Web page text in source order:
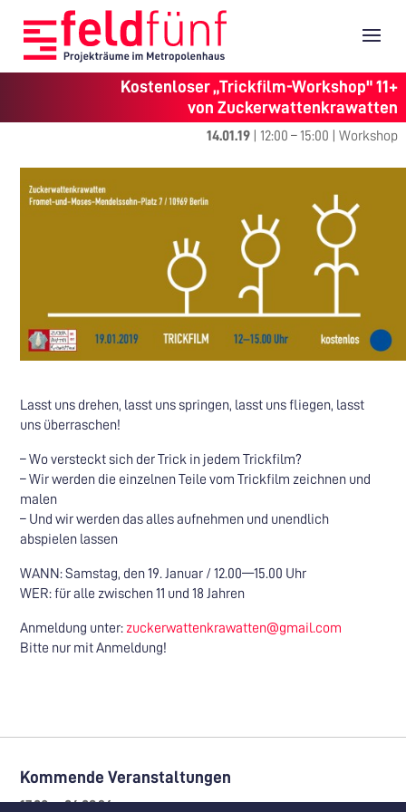
Kostenloser „Trickfilm-Workshop" 11+
von Zuckerwattenkrawatten
14.01.19 12:00 – 15:00 |Workshop
Lasst uns drehen, lasst uns springen, lasst uns fliegen, lasst
uns überraschen!
– Wo versteckt sich der Trick in jedem Trickfilm?
– Wir werden die einzelnen Teile vom Trickfilm zeichnen und
malen
– Und wir werden das alles aufnehmen und unendlich
abspielen lassen
WANN: Samstag, den 19. Januar / 12.00—15.00 Uhr
WER: für alle zwischen 11 und 18 Jahren
Anmeldung unter: zuckerwattenkrawatten@gmail.com
Bitte nur mit Anmeldung!
Kommende Veranstaltungen
17.08. – 04.09.26